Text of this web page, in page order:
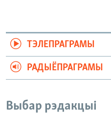
ТЭЛЕПРАГРАМЫ
РАДЫЁПРАГРАМЫ
Выбар рэдакцыі